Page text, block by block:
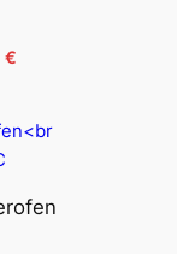
€Preisspanne:
14.810,00 €